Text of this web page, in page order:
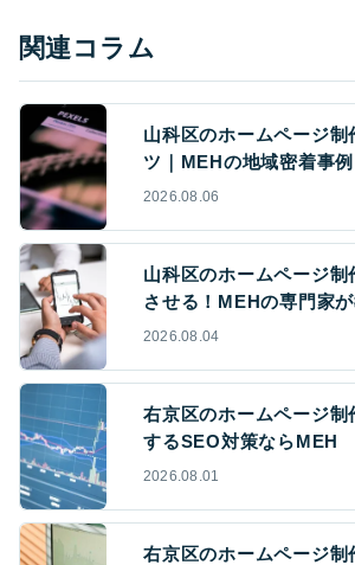
関連コラム
山科区のホームページ制
ツ｜MEHの地域密着事例
2026.08.06
山科区のホームページ制
させる！MEHの専門家
2026.08.04
右京区のホームページ制
するSEO対策ならMEH
2026.08.01
右京区のホームページ制